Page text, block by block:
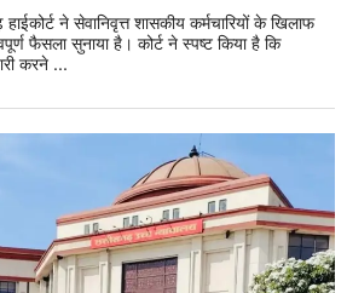
ने सेवानिवृत्त शासकीय कर्मचारियों के खिलाफ
फैसला सुनाया है। कोर्ट ने स्पष्ट किया है कि
करने ...